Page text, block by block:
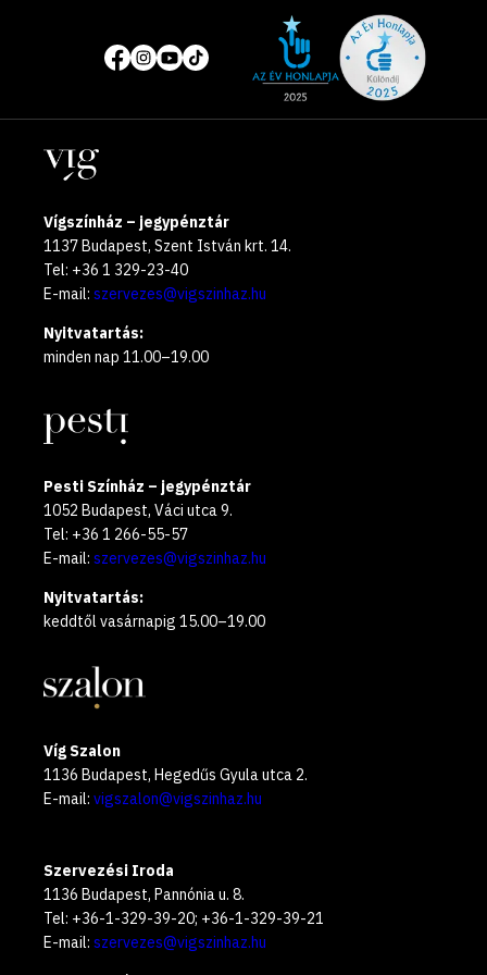
Közösségi
média
oldalak
of
year
Helyszínek
Vígszínház – jegypénztár
1137 Budapest, Szent István krt. 14.
Tel: +36 1 329-23-40
E-mail: szervezes@vigszinhaz.hu
Nyitvatartás:
minden nap 11.00–19.00
Pesti Színház – jegypénztár
1052 Budapest, Váci utca 9.
Tel: +36 1 266-55-57
E-mail: szervezes@vigszinhaz.hu
Nyitvatartás:
keddtől vasárnapig 15.00–19.00
Víg Szalon
1136 Budapest, Hegedűs Gyula utca 2.
E-mail: vigszalon@vigszinhaz.hu
Szervezési Iroda
1136 Budapest, Pannónia u. 8.
Tel: +36-1-329-39-20; +36-1-329-39-21
E-mail: szervezes@vigszinhaz.hu